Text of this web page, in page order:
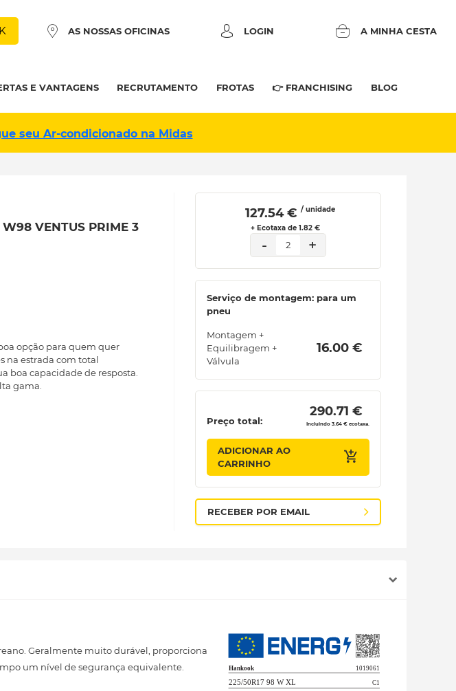
AS NOSSAS OFICINAS LOGIN A MINHA CESTA
E VANTAGENS RECRUTAMENTO FROTAS 👉 FRANCHISING BLOG
seu Ar-condicionado na Midas
VENTUS PRIME 3
opção para quem quer
na estrada com total
boa capacidade de resposta.
gama.
127.54 € / unidade
+ Ecotaxa de 1.82 €
- 2 +
Serviço de montagem: para um
pneu
Montagem +
Equilibragem +
Válvula
16.00 €
Preço total:
290.71 €
Incluindo 3.64 € ecotaxa.
ADICIONAR AO
CARRINHO
RECEBER POR EMAIL
Geralmente muito durável, proporciona
um nível de segurança equivalente.